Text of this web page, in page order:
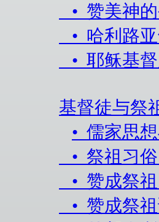
• 赞美神
• 哈利路
• 耶稣基
基督徒与祭
• 儒家思
• 祭祖习
• 赞成祭
• 赞成祭